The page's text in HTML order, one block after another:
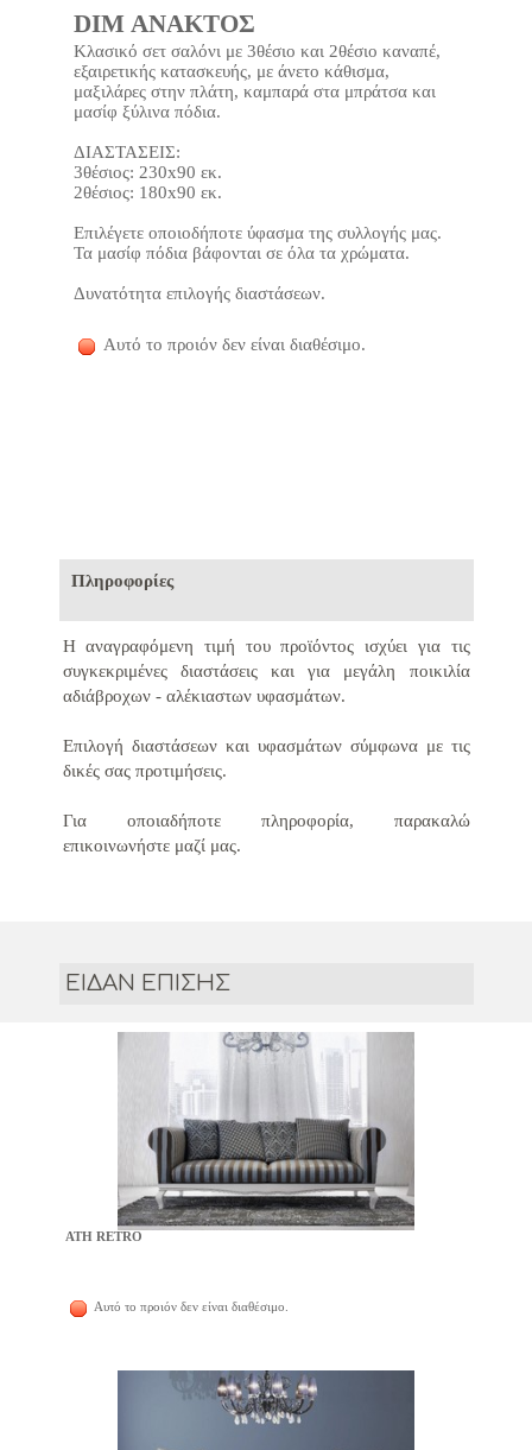
DIM ΑΝΑΚΤΟΣ
Κλασικό σετ σαλόνι με 3θέσιο και 2θέσιο καναπέ,
εξαιρετικής κατασκευής, με άνετο κάθισμα,
μαξιλάρες στην πλάτη, καμπαρά στα μπράτσα και
μασίφ ξύλινα πόδια.
ΔΙΑΣΤΑΣΕΙΣ:
3θέσιος: 230x90 εκ.
2θέσιος: 180x90 εκ.
Επιλέγετε οποιοδήποτε ύφασμα της συλλογής μας.
Τα μασίφ πόδια βάφονται σε όλα τα χρώματα.
Δυνατότητα επιλογής διαστάσεων.
Αυτό το προιόν δεν είναι διαθέσιμο.
Πληροφορίες
Η αναγραφόμενη τιμή του προϊόντος ισχύει για τις
συγκεκριμένες διαστάσεις και για μεγάλη ποικιλία
αδιάβροχων - αλέκιαστων υφασμάτων.
Επιλογή διαστάσεων και υφασμάτων σύμφωνα με τις
δικές σας προτιμήσεις.
Για οποιαδήποτε πληροφορία, παρακαλώ
επικοινωνήστε μαζί μας.
ΕΙΔΑΝ ΕΠΙΣΗΣ
ATH RETRO
Αυτό το προιόν δεν είναι διαθέσιμο.